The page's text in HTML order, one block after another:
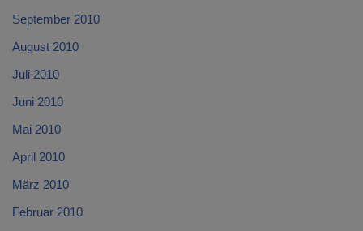
September 2010
August 2010
Juli 2010
Juni 2010
Mai 2010
April 2010
März 2010
Februar 2010